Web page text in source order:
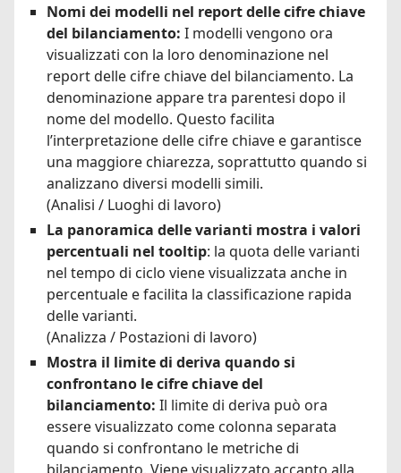
Nomi dei modelli nel report delle cifre chiave
del bilanciamento: I modelli vengono ora
visualizzati con la loro denominazione nel
report delle cifre chiave del bilanciamento. La
denominazione appare tra parentesi dopo il
nome del modello. Questo facilita
l’interpretazione delle cifre chiave e garantisce
una maggiore chiarezza, soprattutto quando si
analizzano diversi modelli simili.
(Analisi / Luoghi di lavoro)
La panoramica delle varianti mostra i valori
percentuali nel tooltip: la quota delle varianti
nel tempo di ciclo viene visualizzata anche in
percentuale e facilita la classificazione rapida
delle varianti.
(Analizza / Postazioni di lavoro)
Mostra il limite di deriva quando si
confrontano le cifre chiave del
bilanciamento: Il limite di deriva può ora
essere visualizzato come colonna separata
quando si confrontano le metriche di
bilanciamento. Viene visualizzato accanto alla